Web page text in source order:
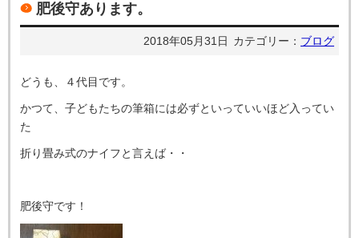
肥後守あります。
2018年05月31日 カテゴリー： ブログ
どうも、４代目です。
かつて、子どもたちの筆箱には必ずといっていいほど入ってい
た
折り畳み式のナイフと言えば・・
肥後守です！